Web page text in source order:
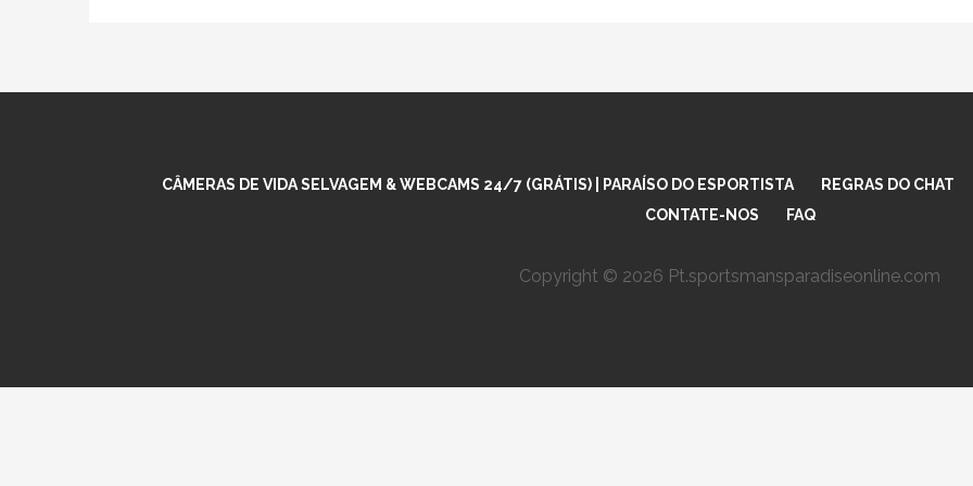
CÂMERAS DE VIDA SELVAGEM & WEBCAMS 24/7 (GRÁTIS) | PARAÍSO DO ESPORTISTA
REGRAS DO CHAT
CONTATE-NOS
FAQ
Copyright © 2026 Pt.sportsmansparadiseonline.com